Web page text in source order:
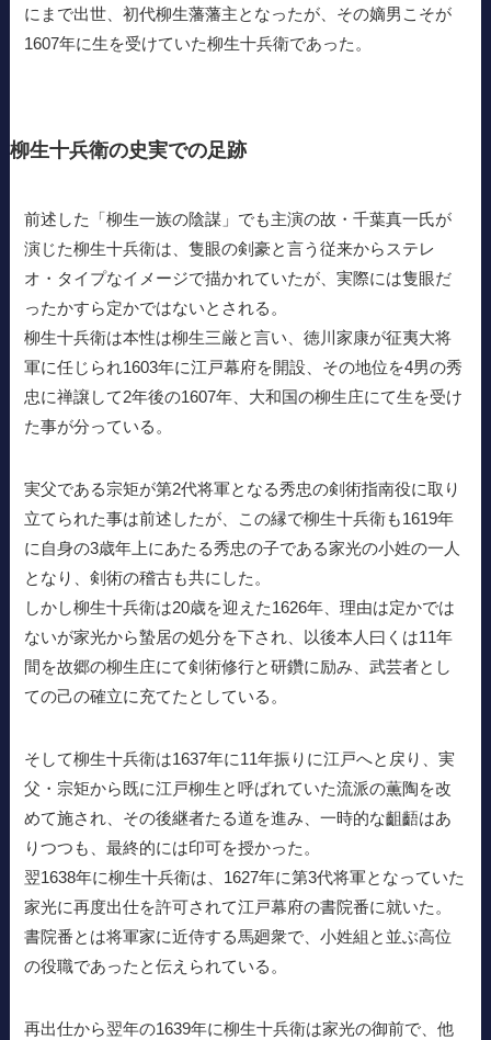
にまで出世、初代柳生藩藩主となったが、その嫡男こそが
1607年に生を受けていた柳生十兵衛であった。
柳生十兵衛の史実での足跡
前述した「柳生一族の陰謀」でも主演の故・千葉真一氏が
演じた柳生十兵衛は、隻眼の剣豪と言う従来からステレ
オ・タイプなイメージで描かれていたが、実際には隻眼だ
ったかすら定かではないとされる。
柳生十兵衛は本性は柳生三厳と言い、徳川家康が征夷大将
軍に任じられ1603年に江戸幕府を開設、その地位を4男の秀
忠に禅譲して2年後の1607年、大和国の柳生庄にて生を受け
た事が分っている。
実父である宗矩が第2代将軍となる秀忠の剣術指南役に取り
立てられた事は前述したが、この縁で柳生十兵衛も1619年
に自身の3歳年上にあたる秀忠の子である家光の小姓の一人
となり、剣術の稽古も共にした。
しかし柳生十兵衛は20歳を迎えた1626年、理由は定かでは
ないが家光から蟄居の処分を下され、以後本人曰くは11年
間を故郷の柳生庄にて剣術修行と研鑽に励み、武芸者とし
ての己の確立に充てたとしている。
そして柳生十兵衛は1637年に11年振りに江戸へと戻り、実
父・宗矩から既に江戸柳生と呼ばれていた流派の薫陶を改
めて施され、その後継者たる道を進み、一時的な齟齬はあ
りつつも、最終的には印可を授かった。
翌1638年に柳生十兵衛は、1627年に第3代将軍となっていた
家光に再度出仕を許可されて江戸幕府の書院番に就いた。
書院番とは将軍家に近侍する馬廻衆で、小姓組と並ぶ高位
の役職であったと伝えられている。
再出仕から翌年の1639年に柳生十兵衛は家光の御前で、他